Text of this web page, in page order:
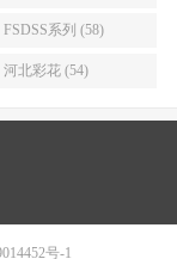
FSDSS系列 (58)
河北彩花 (54)
号-1